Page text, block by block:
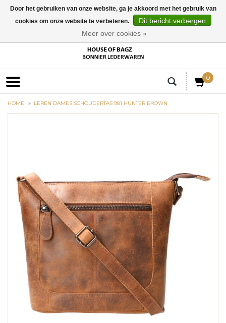
0
HOME LEREN DAMES SCHOUDERTAS 981 HUNTER BROWN
Door het gebruiken van onze website, ga je akkoord met het gebruik van
cookies om onze website te verbeteren.
Dit bericht verbergen
Meer over cookies »